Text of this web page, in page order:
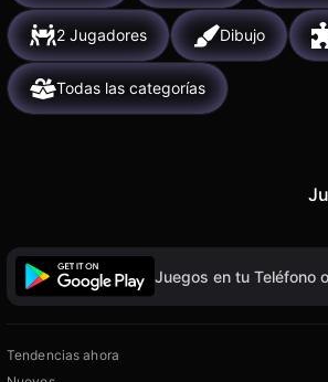
2 Jugadores Dibujo
Todas las categorías
Juegos en tu Teléfono
Tendencias ahora